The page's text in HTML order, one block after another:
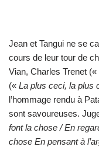
Jean et Tangui ne se
cours de leur tour de
Vian, Charles Trenet («
(« La plus ceci, la plus
l’hommage rendu à
sont savoureuses.
font la chose / En
chose En pensant à